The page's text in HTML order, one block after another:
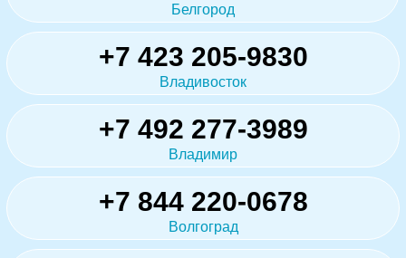
Белгород
+7 423 205-9830
Владивосток
+7 492 277-3989
Владимир
+7 844 220-0678
Волгоград